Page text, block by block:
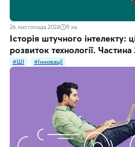
26 листопада 2024 9 хв.
Історія штучного інтелекту:
розвиток технології. Частина
#ШІ #Інновації